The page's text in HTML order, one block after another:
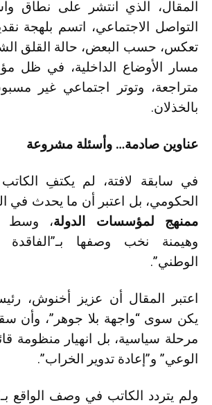
المقال، الذي انتشر على نطاق
التواصل الاجتماعي، اتسم بلهجة
تعكس، حسب البعض، حالة القلق
مسار الأوضاع الداخلية، في ظل
متراجعة، وتوتر اجتماعي غير
بالخذلان.
عناوين صادمة… وأسئلة مشروعة
في سابقة لافتة، لم يكتفِ الكاتب
الحكومي، بل اعتبر أن ما يحدث في
ممنهج لمؤسسات الدولة، وسط
وهيمنة نخب وصفها بـ”الفاقدة
الوطني”.
اعتبر المقال أن عزيز أخنوش،
يكن سوى “واجهة بلا جوهر”، وأن
مرحلة سياسية، بل انهيار منظومة
الوعي” و”إعادة تدوير الخراب”.
ولم يتردد الكاتب في وصف الواقع